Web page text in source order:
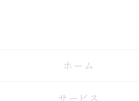
ホーム
サービス